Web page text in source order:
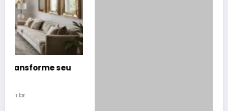
Quanto custa manutenção anual casa?
10 de maio de 2026